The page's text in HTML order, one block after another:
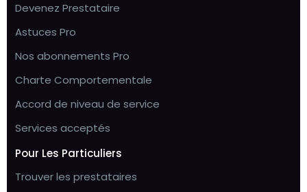
Devenez Prestataire
Astuces Pro
Nos abonnements Pro
Charte Comportementale
Accord de niveau de service
Services acceptés
Pour Les Particuliers
Trouver les prestataires